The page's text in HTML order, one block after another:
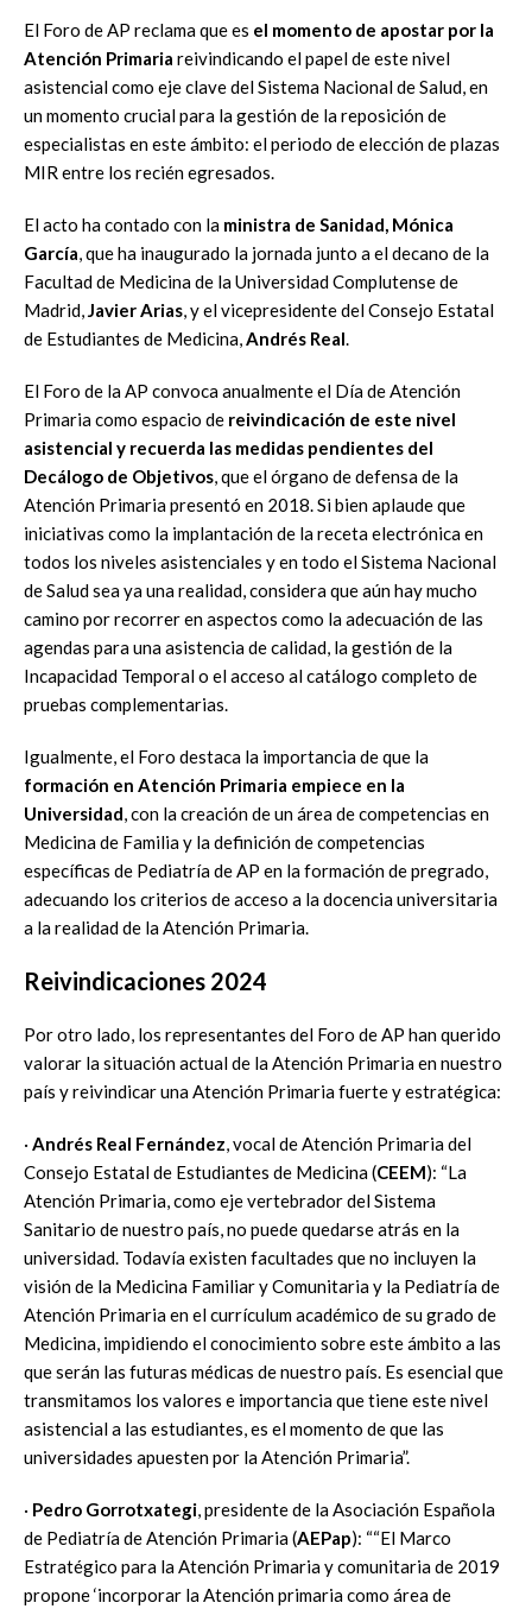
El Foro de AP reclama que es el momento de apostar por la
Atención Primaria reivindicando el papel de este nivel
asistencial como eje clave del Sistema Nacional de Salud, en
un momento crucial para la gestión de la reposición de
especialistas en este ámbito: el periodo de elección de plazas
MIR entre los recién egresados.
El acto ha contado con la ministra de Sanidad, Mónica
García, que ha inaugurado la jornada junto a el decano de la
Facultad de Medicina de la Universidad Complutense de
Madrid,Javier Arias, y el vicepresidente del Consejo Estatal
de Estudiantes de Medicina,Andrés Real.
El Foro de la AP convoca anualmente el Día de Atención
Primaria como espacio de reivindicación de este nivel
asistencial y recuerda las medidas pendientes del
Decálogo de Objetivos, que el órgano de defensa de la
Atención Primaria presentó en 2018. Si bien aplaude que
iniciativas como la implantación de la receta electrónica en
todos los niveles asistenciales y en todo el Sistema Nacional
de Salud sea ya una realidad, considera que aún hay mucho
camino por recorrer en aspectos como la adecuación de las
agendas para una asistencia de calidad, la gestión de la
Incapacidad Temporal o el acceso al catálogo completo de
pruebas complementarias.
Igualmente, el Foro destaca la importancia de que la
formación en Atención Primaria empiece en la
Universidad, con la creación de un área de competencias en
Medicina de Familia y la definición de competencias
específicas de Pediatría de AP en la formación de pregrado,
adecuando los criterios de acceso a la docencia universitaria
a la realidad de la Atención Primaria.
Reivindicaciones 2024
Por otro lado, los representantes del Foro de AP han querido
valorar la situación actual de la Atención Primaria en nuestro
país y reivindicar una Atención Primaria fuerte y estratégica:
· Andrés Real Fernández, vocal de Atención Primaria del
Consejo Estatal de Estudiantes de Medicina (CEEM): “La
Atención Primaria, como eje vertebrador del Sistema
Sanitario de nuestro país, no puede quedarse atrás en la
universidad. Todavía existen facultades que no incluyen la
visión de la Medicina Familiar y Comunitaria y la Pediatría de
Atención Primaria en el currículum académico de su grado de
Medicina, impidiendo el conocimiento sobre este ámbito a las
que serán las futuras médicas de nuestro país. Es esencial que
transmitamos los valores e importancia que tiene este nivel
asistencial a las estudiantes, es el momento de que las
universidades apuesten por la Atención Primaria”.
· Pedro Gorrotxategi, presidente de la Asociación Española
de Pediatría de Atención Primaria (AEPap): ““El Marco
Estratégico para la Atención Primaria y comunitaria de 2019
propone ‘incorporar la Atención primaria como área de